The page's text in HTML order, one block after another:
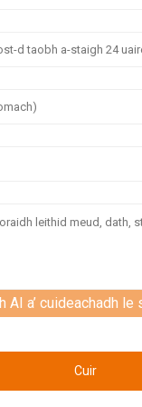
AI a’ cuideachadh le
Cuir